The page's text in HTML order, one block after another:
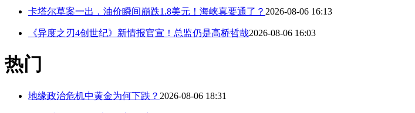
卡塔尔草案一出，油价瞬间崩跌1.8美元！海峡真要通了？ 2026-08-06 16:13
《异度之刃4创世纪》新情报官宣！总监仍是高桥哲哉2026-08-06 16:03
热门
地缘政治危机中黄金为何下跌？ 2026-08-06 18:31